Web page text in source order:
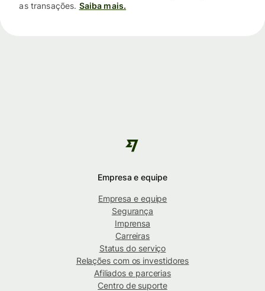
as transações. Saiba mais.
Empresa e equipe
Empresa e equipe
Segurança
Imprensa
Carreiras
Status do serviço
Relações com os investidores
Afiliados e parcerias
Centro de suporte